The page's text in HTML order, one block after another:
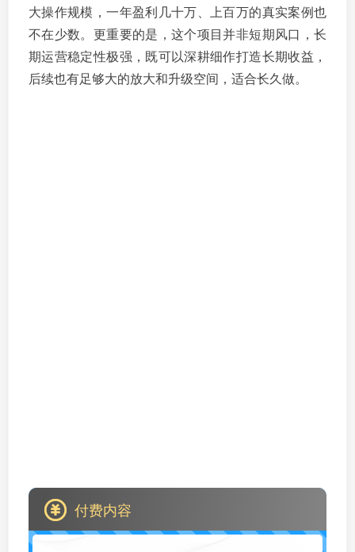
大操作规模，一年盈利几十万、上百万的真实案例也
不在少数。更重要的是，这个项目并非短期风口，长
期运营稳定性极强，既可以深耕细作打造长期收益，
后续也有足够大的放大和升级空间，适合长久做。
付费内容